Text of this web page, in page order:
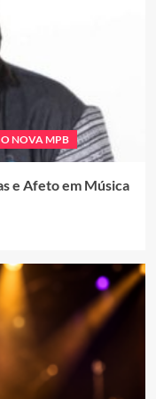
NOVA MPB
e Afeto em Música